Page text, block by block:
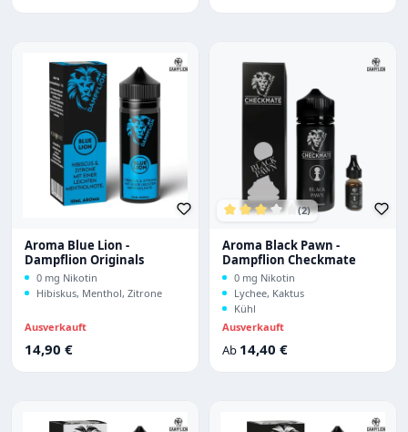
Aroma Blue Lion -
Dampflion Originals
0 mg Nikotin
Hibiskus, Menthol, Zitrone
Ausverkauft
Regulärer Preis:
14,90 €
(2)
Aroma Black Pawn -
Dampflion Checkmate
0 mg Nikotin
Lychee, Kaktus
Kühl
Ausverkauft
Regulärer Preis:
Ab 14,40 €